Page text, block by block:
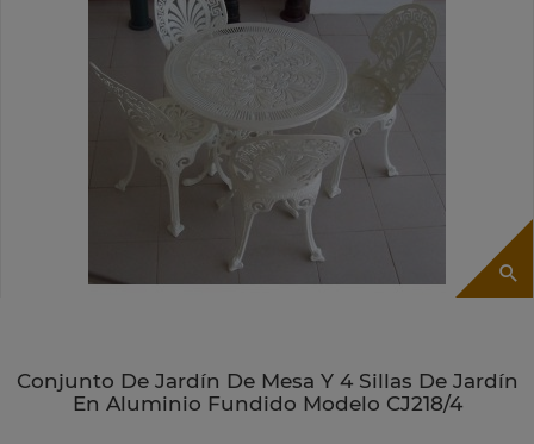
Conjunto De Jardín De Mesa Y 4 Sillas De Jardín
En Aluminio Fundido Modelo CJ218/4